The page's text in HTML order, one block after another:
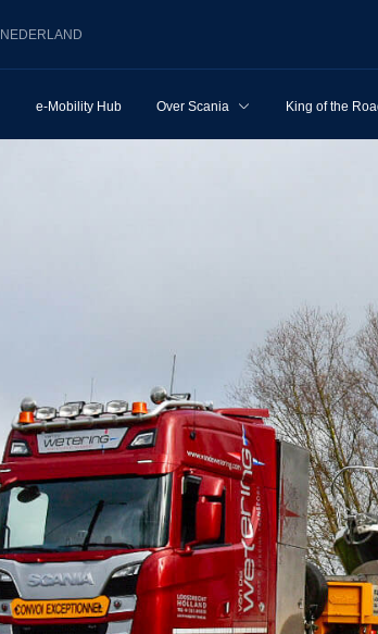
NEDERLAND
e-Mobility Hub Over Scania King of the